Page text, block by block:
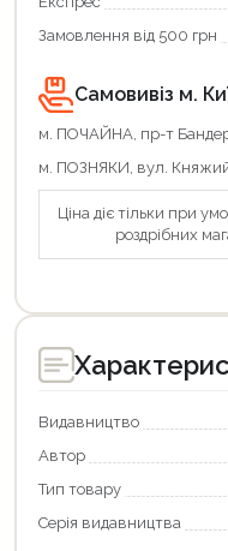
Замовлення від 500 грн
Самовивіз м.
м. ПОЧАЙНА, пр-т
м. ПОЗНЯКИ, вул.
Ціна діє тільки при
роздрібних
Видавництво
Автор
Тип товару
Серія видавництва